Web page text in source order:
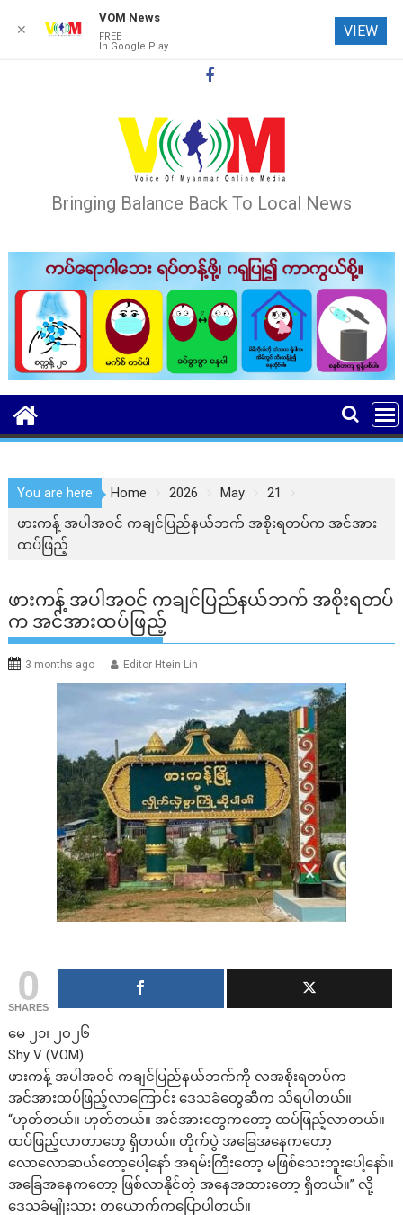
Bringing Balance Back To Local News
You are here Home 2026 May
21
ဖားကန့် အပါအဝင် ကချင်ပြည်နယ်ဘက် အစိုးရတပ်က အင်အား
ထပ်ဖြည့်
ဖားကန့် အပါအဝင် ကချင်ပြည်နယ်ဘက် အစိုးရတပ်
က အင်အားထပ်ဖြည့်
3 months ago Editor Htein Lin
0
SHARES
မေ ၂၁၊ ၂၀၂၆
Shy V (VOM)
ဖားကန့် အပါအဝင် ကချင်ပြည်နယ်ဘက်ကို လအစိုးရတပ်က
အင်အားထပ်ဖြည့်လာကြောင်း ဒေသခံတွေဆီက သိရပါတယ်။
“ဟုတ်တယ်။ ဟုတ်တယ်။ အင်အားတွေကတော့ ထပ်ဖြည့်လာတယ်။
ထပ်ဖြည့်လာတာတွေ ရှိတယ်။ တိုက်ပွဲ အခြေအနေကတော့
လောလောဆယ်တော့ပေါ့နော် အရမ်းကြီးတော့ မဖြစ်သေးဘူးပေါ့နော်။
အခြေအနေကတော့ ဖြစ်လာနိုင်တဲ့ အနေအထားတော့ ရှိတယ်။” လို့
ဒေသခံမျိုးသား တယောက်ကပြောပါတယ်။
✕
VOM News
FREE
In Google Play
VIEW